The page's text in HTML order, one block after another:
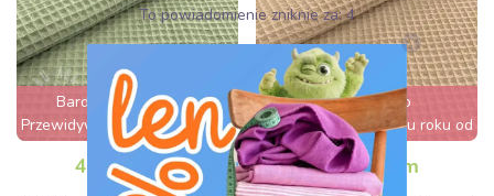
Bardzo poszukiwane
Przewidywana wyprzedaż za 1
dzień
43,00zł / m
Vrlo traženo
Procjena rasprodaje u roku od
nekoliko sati
43,00zł / m
To powiadomienie zniknie za:3